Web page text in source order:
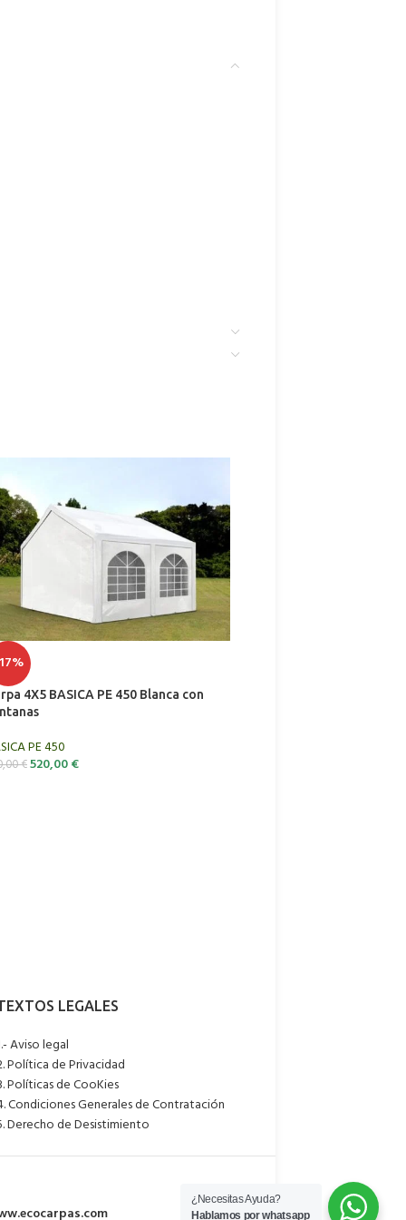
aire frío y el ruido con el movimiento
4X5 BASICA PE 450 Blanca con
PE 450
€520,00€
Aviso legal
Política de Privacidad
Políticas de CooKies
Condiciones Generales de Contratación
Derecho de Desistimiento
¿Necesitas Ayuda?
Hablamos por whatsapp